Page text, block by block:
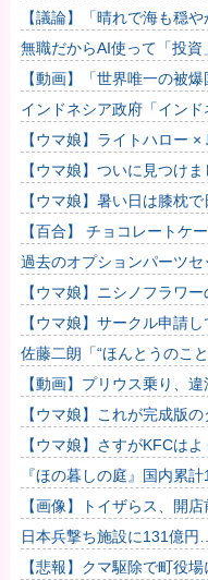
【議論】「晴れで海も穏
怖……高齢者の海水浴はマ
無職だからAI使って「投
【動画】「世界唯一の被
催される
インドネシア政府「インド
えもん、スネ夫、ナルト
【ウマ娘】ライトハロー
わせｗｗｗ「大変なことに
【ウマ娘】ついに見つけ
与明細！！
【ウマ娘】暑い日は膝枕
くない場所だな」
【百合】 チョコレートケ
過去のオプションパーツセ
まるの早すぎない？
【ウマ娘】ニシノフラワ
娘！？
【ウマ娘】サークル申請
すぎて草ｗｗｗ「このま
佐藤二朗「“ほんとうのこ
稿に憶測殺到
【動画】プリウス乗り、
てしまった模様
【ウマ娘】これが完成版
だろ…」
【ウマ娘】さすがKFCは
『ほの暮しの庭』国内累
【画像】トイザらス、開
ｗｗｗｗｗ他
日本兵撃ち施設に131億円
「抗日テーマパーク｣が中
【悲報】クマ駆除で町役